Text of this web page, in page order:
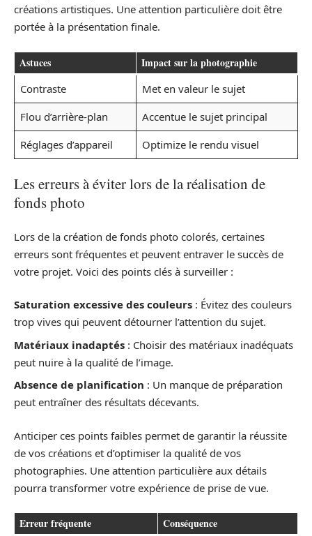
créations artistiques. Une attention particulière doit être
portée à la présentation finale.
Astuces Impact sur la photographie
Contraste
Met en valeur le sujet
Flou d’arrière-plan
Accentue le sujet principal
Réglages d’appareil
Optimize le rendu visuel
Les erreurs à éviter lors de la réalisation de
fonds photo
Lors de la création de fonds photo colorés, certaines
erreurs sont fréquentes et peuvent entraver le succès de
votre projet. Voici des points clés à surveiller :
Saturation excessive des couleurs : Évitez des couleurs
trop vives qui peuvent détourner l’attention du sujet.
Matériaux inadaptés : Choisir des matériaux inadéquats
peut nuire à la qualité de l’image.
Absence de planification : Un manque de préparation
peut entraîner des résultats décevants.
Anticiper ces points faibles permet de garantir la réussite
de vos créations et d’optimiser la qualité de vos
photographies. Une attention particulière aux détails
pourra transformer votre expérience de prise de vue.
Erreur fréquente Conséquence